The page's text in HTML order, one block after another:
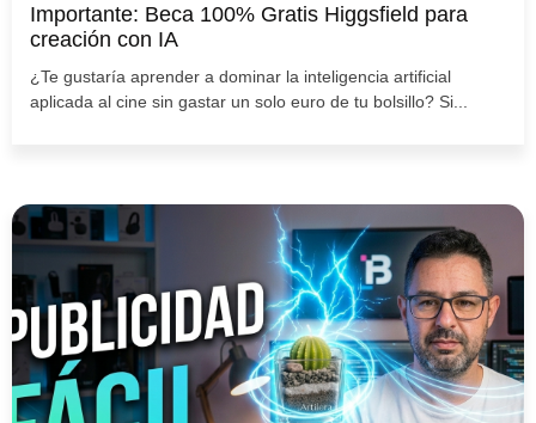
Importante: Beca 100% Gratis Higgsfield para
creación con IA
¿Te gustaría aprender a dominar la inteligencia artificial
aplicada al cine sin gastar un solo euro de tu bolsillo? Si...